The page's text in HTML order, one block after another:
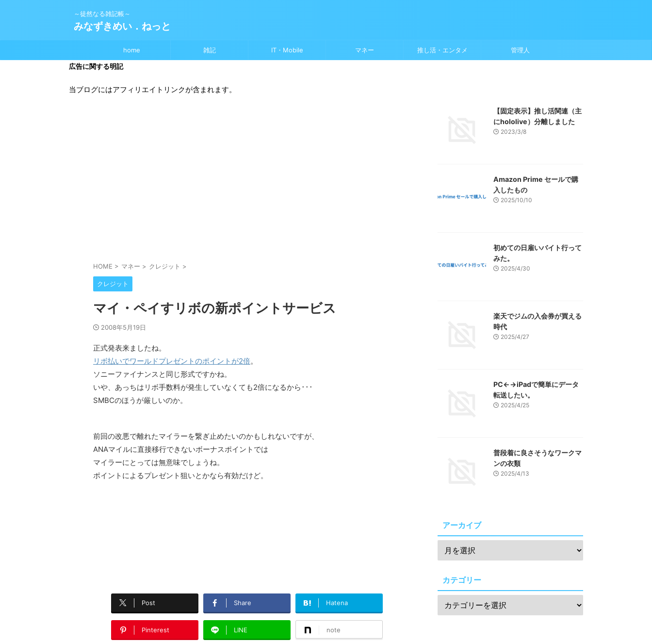
～徒然なる雑記帳～
みなずきめい．ねっと
home 雑記 IT・Mobile マネー 推し活・エンタメ 管理人
広告に関する明記
当ブログにはアフィリエイトリンクが含まれます。
HOME > マネー > クレジット >
クレジット
マイ・ペイすリボの新ポイントサービス
2008年5月19日
正式発表来ましたね。
リボ払いでワールドプレゼントのポイントが2倍。
ソニーファイナンスと同じ形式ですかね。
いや、あっちはリボ手数料が発生していなくても2倍になるから･･･
SMBCのほうが厳しいのか。
前回の改悪で離れたマイラーを繋ぎ止めたいのかもしれないですが、
ANAマイルに直接移行できないボーナスポイントでは
マイラーにとっては無意味でしょうね。
ポイントによるプレゼント狙いとかなら有効だけど。
Post Share Hatena
Pinterest LINE note
【固定表示】推し活関連（主
にhololive）分離しました
2023/3/8
Amazon Prime セールで購
入したもの
2025/10/10
初めての日雇いバイト行って
みた。
2025/4/30
楽天でジムの入会券が買える
時代
2025/4/27
PC←→iPadで簡単にデータ
転送したい。
2025/4/25
普段着に良さそうなワークマ
ンの衣類
2025/4/13
アーカイブ
カテゴリー